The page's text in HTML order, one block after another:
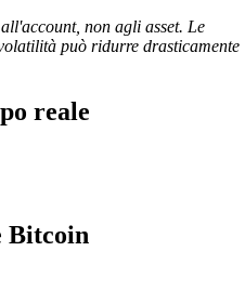
non agli asset. Le
può ridurre drasticamente
reale
Bitcoin